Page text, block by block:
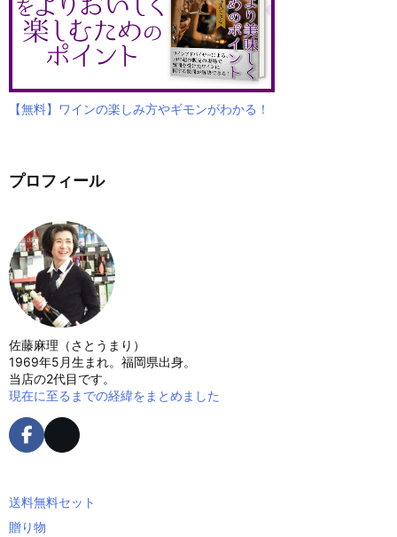
【無料】ワインの楽しみ方やギモンがわかる！
プロフィール
佐藤麻理（さとうまり）
1969年5月生まれ。福岡県出身。
当店の2代目です。
現在に至るまでの経緯をまとめました
送料無料セット
贈り物